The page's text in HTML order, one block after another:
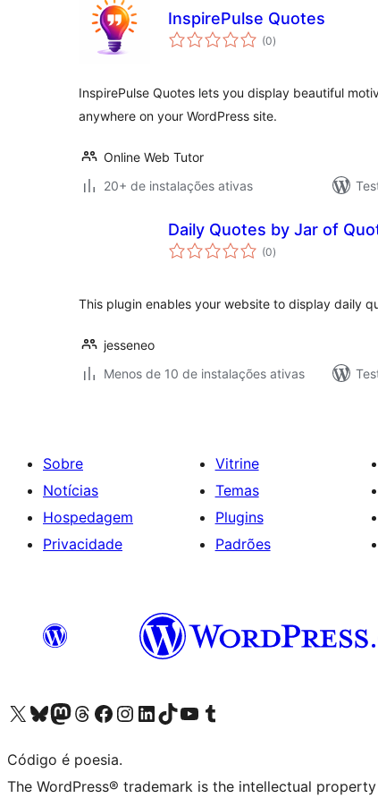
InspirePulse Quotes
(0total
de
)
InspirePulse Quotes lets you display beautiful
anywhere on your WordPress site.
Online Web Tutor
20+ de instalações ativas
Daily Quotes by Jar of
(0total
de
)
This plugin enables your website to display daily
jesseneo
Menos de 10 de instalações ativas
Sobre
Notícias
Hospedagem
Privacidade
Vitrine
Temas
Plugins
Padrões
Acessar nossa conta do X (antigo Twitter)
Acessar nossa conta do Bluesky
Acessar nossa conta do Mastodon
Acessar nossa conta do Threads
Acessar nossa página do Facebook
Acessar nossa conta do Instagram
Acessar nossa conta do LinkedIn
Acessar nossa conta do TikTok
Acessar nosso canal do YouTube
Acessar nossa conta no Tumblr
Código é poesia.
The WordPress® trademark is the intellectual